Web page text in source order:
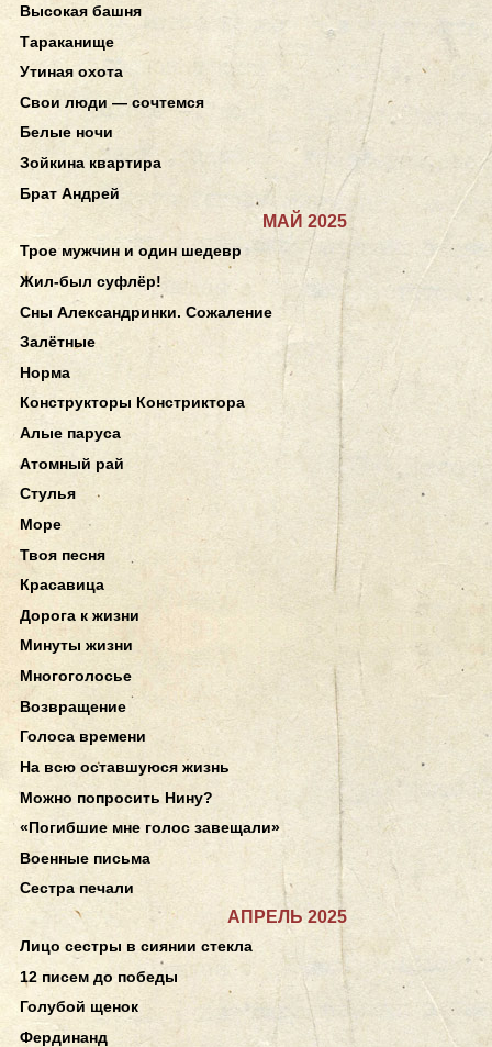
Высокая башня
Тараканище
Утиная охота
Свои люди — сочтемся
Белые ночи
Зойкина квартира
Брат Андрей
МАЙ 2025
Трое мужчин и один шедевр
Жил-был суфлёр!
Сны Александринки. Сожаление
Залётные
Норма
Конструкторы Констриктора
Алые паруса
Атомный рай
Стулья
Море
Твоя песня
Красавица
Дорога к жизни
Минуты жизни
Многоголосье
Возвращение
Голоса времени
На всю оставшуюся жизнь
Можно попросить Нину?
«Погибшие мне голос завещали»
Военные письма
Сестра печали
АПРЕЛЬ 2025
Лицо сестры в сиянии стекла
12 писем до победы
Голубой щенок
Фердинанд